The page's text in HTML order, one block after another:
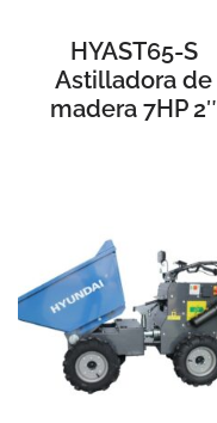
HYAST65-S
Astilladora de
madera 7HP 2″